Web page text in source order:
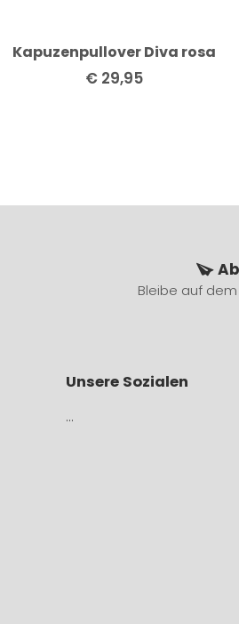
Kapuzenpullover Diva rosa
€29,95
Bleibe auf
Unsere Sozialen
…